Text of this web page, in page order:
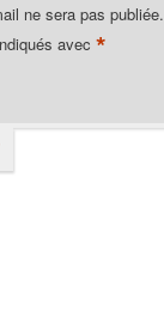
ne sera pas publiée.
avec*